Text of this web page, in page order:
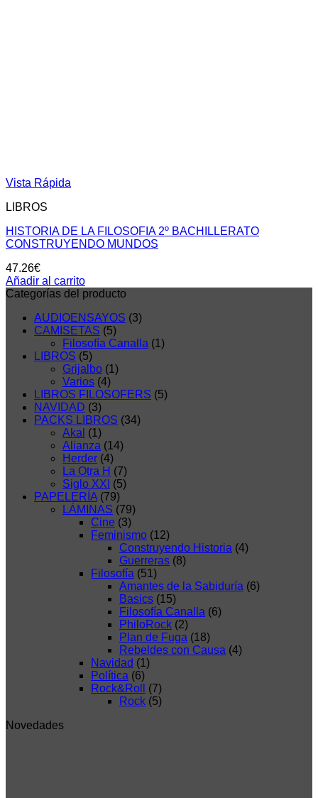
Vista Rápida
LIBROS
HISTORIA DE LA FILOSOFIA 2º BACHILLERATO
CONSTRUYENDO MUNDOS
47.26€
Añadir al carrito
Categorías del producto
AUDIOENSAYOS (3)
CAMISETAS (5)
Filosofía Canalla (1)
LIBROS (5)
Grijalbo (1)
Varios (4)
LIBROS FILOSOFERS (5)
NAVIDAD (3)
PACKS LIBROS (34)
Akal (1)
Alianza (14)
Herder (4)
La Otra H (7)
Siglo XXI (5)
PAPELERÍA (79)
LÁMINAS (79)
Cine (3)
Feminismo (12)
Construyendo Historia (4)
Guerreras (8)
Filosofía (51)
Amantes de la Sabiduría (6)
Basics (15)
Filosofía Canalla (6)
PhiloRock (2)
Plan de Fuga (18)
Rebeldes con Causa (4)
Navidad (1)
Política (6)
Rock&Roll
(7)
Rock (5)
Novedades